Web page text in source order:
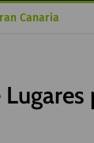
Canaria